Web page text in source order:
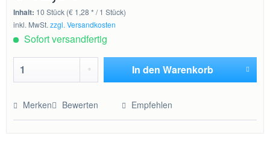
Inhalt: 10 Stück (€ 1,28 * / 1 Stück)
inkl. MwSt.zzgl. Versandkosten
Sofort versandfertig
In den Warenkorb
Merken Bewerten Empfehlen